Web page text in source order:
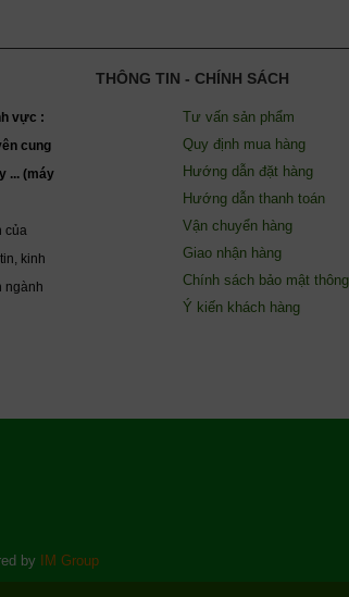
vực :
cung
... (máy
của
kinh
ngành
THÔNG TIN - CHÍNH SÁCH
Tư vấn sản phẩm
Quy định mua hàng
Hướng dẫn đặt hàng
Hướng dẫn thanh toán
Vận chuyển hàng
Giao nhận hàng
Chính sách bảo mật
Ý kiến khách hàng
by IM Group